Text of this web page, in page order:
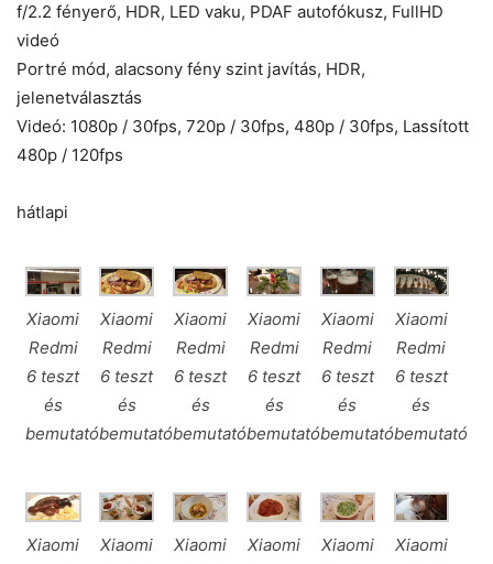
f/2.2 fényerő, HDR, LED vaku, PDAF autofókusz, FullHD
videó
Portré mód, alacsony fény szint javítás, HDR,
jelenetválasztás
Videó: 1080p / 30fps, 720p / 30fps, 480p / 30fps, Lassított
480p / 120fps
hátlapi
Xiaomi
Redmi
6 teszt
és
bemutató
Xiaomi
Redmi
6 teszt
és
bemutató
Xiaomi
Redmi
6 teszt
és
bemutató
Xiaomi
Redmi
6 teszt
és
bemutató
Xiaomi
Redmi
6 teszt
és
bemutató
Xiaomi
Redmi
6 teszt
és
bemutató
Xiaomi
Xiaomi
Xiaomi
Xiaomi
Xiaomi
Xiaomi